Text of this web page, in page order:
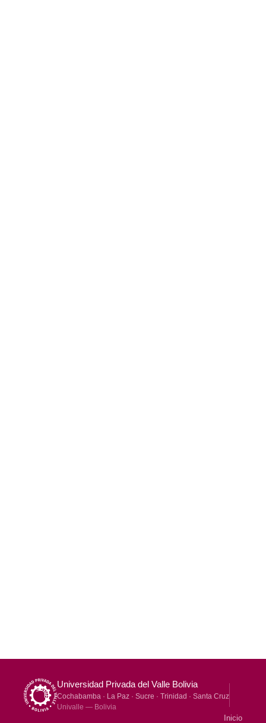
Universidad Privada del Valle Bolivia
Cochabamba · La Paz · Sucre · Trinidad · Santa Cruz
Univalle — Bolivia
Inicio